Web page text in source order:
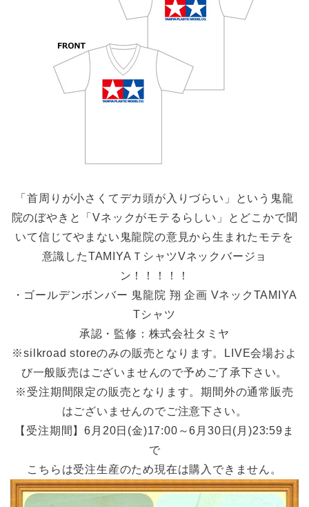
「首周りが小さくてデカ頭が入りづらい」という鬼龍
院のぼやきと「Vネックがモテるらしい」とどこかで聞
いて信じてやまない鬼龍院の意見から生まれたモテを
意識したTAMIYAＴシャツVネックバージョ
ン！！！！！
・ゴールデンボンバー 鬼龍院 翔 企画 VネックTAMIYA
Tシャツ
承認・監修：株式会社タミヤ
※silkroad storeのみの販売となります。LIVE会場およ
び一般販売はございませんので予めご了承下さい。
※受注期間限定の販売となります。期間外の通常販売
はございませんのでご注意下さい。
【受注期間】6月20日(金)17:00～6月30日(月)23:59ま
で
こちらは受注生産のため現在は購入できません。